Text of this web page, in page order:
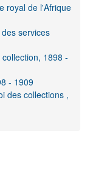
royal de l'Afrique
services
1898 -
- 1909
des collections ,